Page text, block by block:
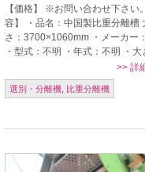
【価格】 ※お問い合わせ下さい
容】 ・品名：中国製比重分離槽
さ：3700×1060mm ・メーカー
・型式：不明 ・年式：不明 ・大
3700×1060mm ・材質：ステン
言：別途タナカ […]
>> 詳
選別・分離機, 比重分離機